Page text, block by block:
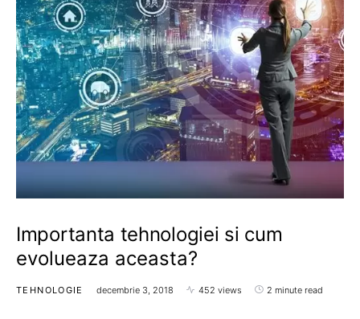
Importanta tehnologiei si cum
evolueaza aceasta?
TEHNOLOGIE decembrie 3, 2018 452 views 2 minute read